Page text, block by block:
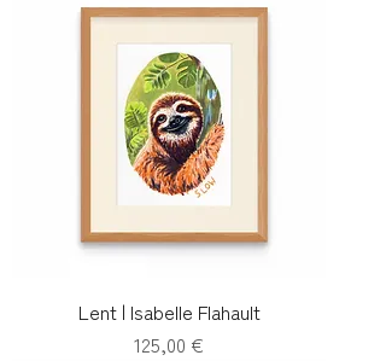
Lent | Isabelle Flahault
Prix
125,00 €